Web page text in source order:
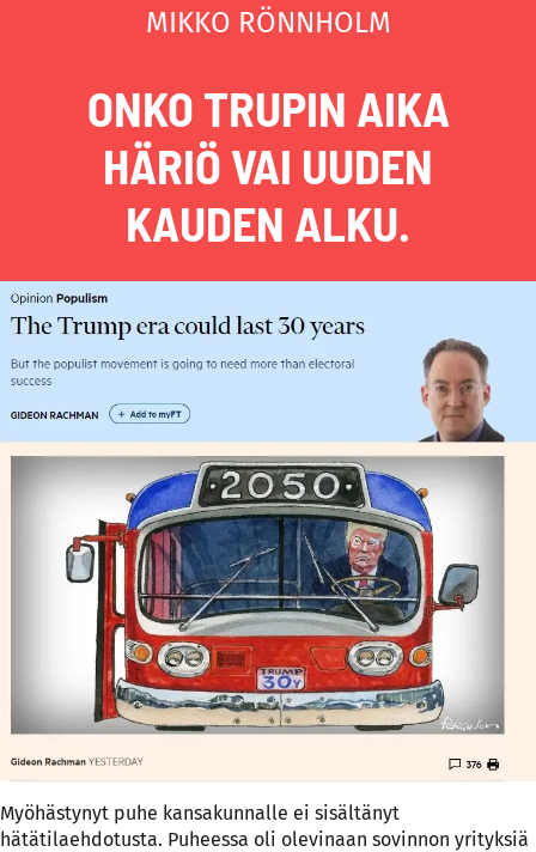
MIKKO RÖNNHOLM
ONKO TRUPIN AIKA
HÄRIÖ VAI UUDEN
KAUDEN ALKU.
Myöhästynyt puhe kansakunnalle ei sisältänyt
hätätilaehdotusta. Puheessa oli olevinaan sovinnon yrityksiä